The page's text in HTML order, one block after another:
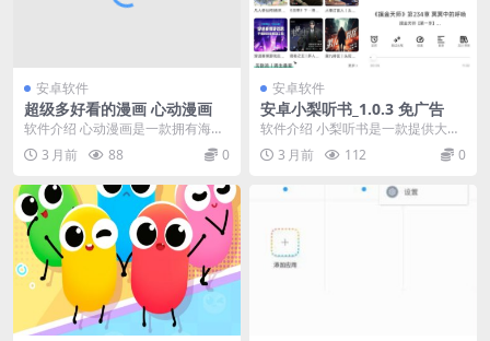
安卓软件
超级多好看的漫画 心动漫画
软件介绍 心动漫画是一款拥有海量
漫画资源的APP，超强漫画搜索引
擎，让你可以观看...
3 月前 88 0
安卓软件
安卓小梨听书_1.0.3 免广告
软件介绍 小梨听书是一款提供大量
优质有声内容的听书App，涵盖小
说、相声、评书、...
3 月前 112 0